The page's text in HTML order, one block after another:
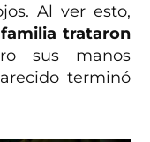
Al ver esto,
trataron
sus manos
terminó